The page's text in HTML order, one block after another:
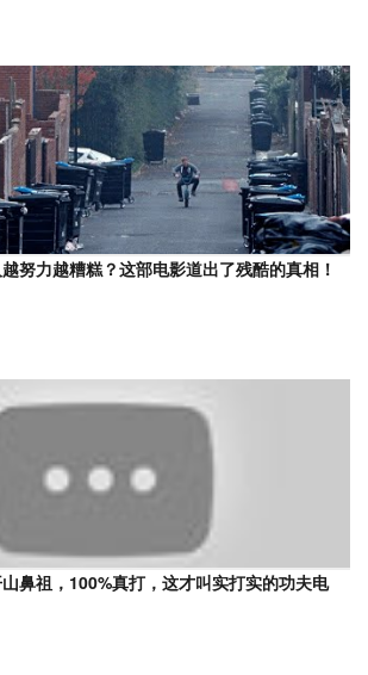
努力越糟糕？这部电影道出了残酷的真相！
山鼻祖，100%真打，这才叫实打实的功夫电